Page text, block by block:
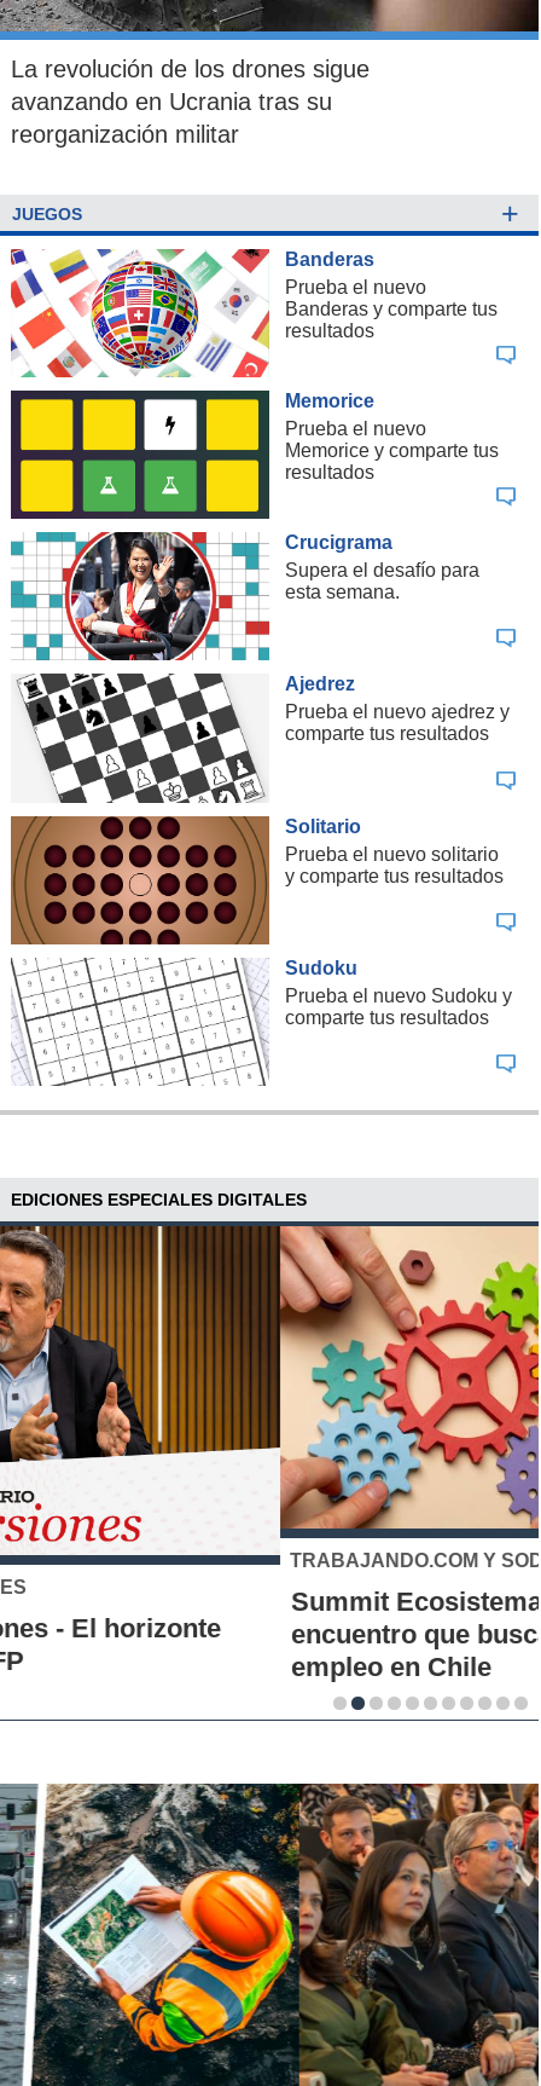
La revolución de los drones sigue
avanzando en Ucrania tras su
reorganización militar
JUEGOS +
Banderas
Prueba el nuevo
Banderas y comparte tus
resultados
Memorice
Prueba el nuevo
Memorice y comparte tus
resultados
Crucigrama
Supera el desafío para
esta semana.
Ajedrez
Prueba el nuevo ajedrez y
comparte tus resultados
Solitario
Prueba el nuevo solitario
y comparte tus resultados
Sudoku
Prueba el nuevo Sudoku y
comparte tus resultados
EDICIONES ESPECIALES DIGITALES
TRABAJANDO.COM Y SODEXO
Summit Ecosistema del Trabajo 2026: el
encuentro que busca analizar la crisis del
empleo en Chile